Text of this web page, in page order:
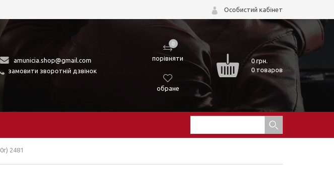
Особистий кабінет
amunicia.shop@gmail.com
замовити зворотній дзвінок
0
порівняти
обране
0грн.
0 товаров
2481